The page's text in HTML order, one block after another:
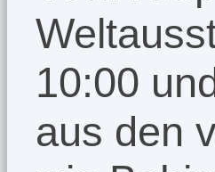
10:00
aus den